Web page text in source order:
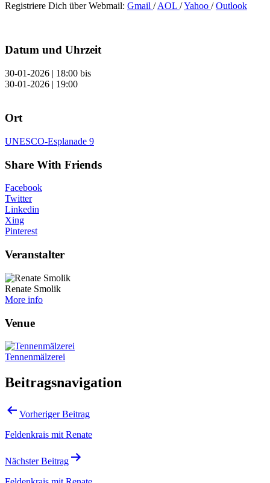
Registriere Dich über Webmail: Gmail /AOL /Yahoo /Outlook
Datum und Uhrzeit
30-01-2026 | 18:00 bis
30-01-2026 | 19:00
Ort
UNESCO-Esplanade 9
Share With Friends
Facebook
Twitter
Linkedin
Xing
Pinterest
Veranstalter
Renate Smolik
More info
Venue
Tennenmälzerei
Beitragsnavigation
Vorheriger Beitrag
Feldenkrais mit Renate
Nächster Beitrag